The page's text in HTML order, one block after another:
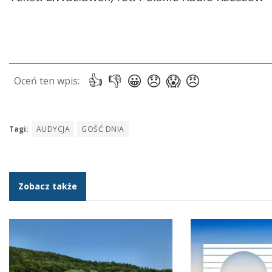
Tagi: AUDYCJA GOŚĆ DNIA
Zobacz także